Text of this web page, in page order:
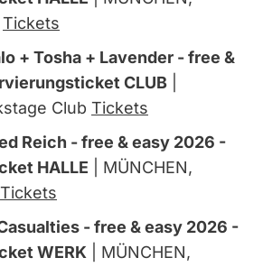
Tickets
+ Tosha + Lavender - free &
CLUB
Club Tickets
Reich - free & easy 2026 -
HALLE | MÜNCHEN,
Tickets
- free & easy 2026 -
WERK | MÜNCHEN,